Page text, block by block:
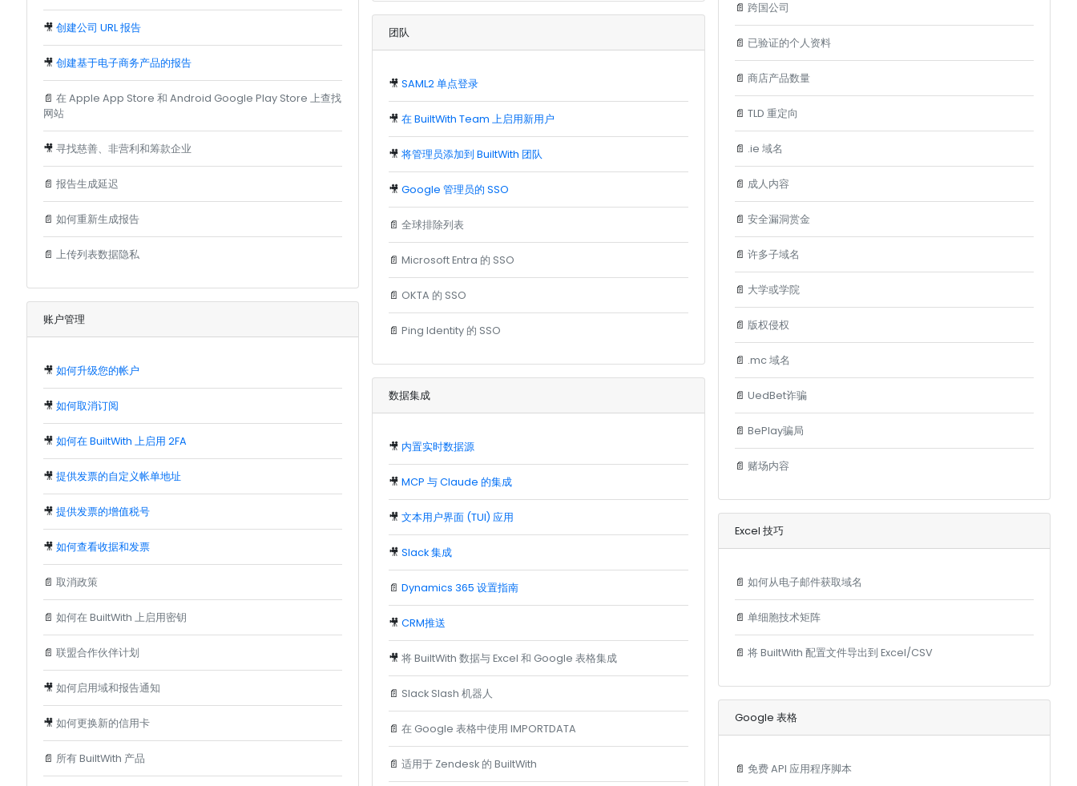
🎥 创建公司 URL 报告
🎥 创建基于电子商务产品的报告
📄 在 Apple App Store 和 Android Google Play Store 上查找
网站
🎥 寻找慈善、非营利和筹款企业
📄 报告生成延迟
📄 如何重新生成报告
📄 上传列表数据隐私
账户管理
🎥 如何升级您的帐户
🎥 如何取消订阅
🎥 如何在 BuiltWith 上启用 2FA
🎥 提供发票的自定义帐单地址
🎥 提供发票的增值税号
🎥 如何查看收据和发票
📄 取消政策
📄 如何在 BuiltWith 上启用密钥
📄 联盟合作伙伴计划
🎥 如何启用域和报告通知
🎥 如何更换新的信用卡
📄 所有 BuiltWith 产品
团队
🎥SAML2 单点登录
🎥在 BuiltWith Team 上启用新用户
🎥将管理员添加到 BuiltWith 团队
🎥Google 管理员的 SSO
📄全球排除列表
📄Microsoft Entra 的 SSO
📄 OKTA 的 SSO
📄Ping Identity 的 SSO
数据集成
🎥 内置实时数据源
🎥MCP 与 Claude 的集成
🎥文本用户界面 (TUI) 应用
🎥Slack 集成
📄Dynamics 365 设置指南
🎥CRM推送
🎥将 BuiltWith 数据与 Excel 和 Google 表格集成
📄 Slack Slash 机器人
📄在 Google 表格中使用 IMPORTDATA
📄适用于 Zendesk 的 BuiltWith
📄 跨国公司
📄 已验证的个人资料
📄 商店产品数量
📄 TLD 重定向
📄 .ie 域名
📄 成人内容
📄 安全漏洞赏金
📄 许多子域名
📄 大学或学院
📄 版权侵权
📄 .mc 域名
📄 UedBet诈骗
📄 BePlay骗局
📄 赌场内容
Excel 技巧
📄 如何从电子邮件获取域名
📄 单细胞技术矩阵
📄 将 BuiltWith 配置文件导出到 Excel/CSV
Google 表格
📄 免费 API 应用程序脚本